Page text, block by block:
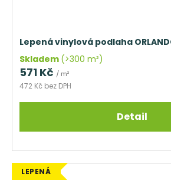
Lepená vinylová podlaha
Skladem (>300 m²)
472 Kč bez DPH
571 Kč / m²
Detail
LEPENÁ